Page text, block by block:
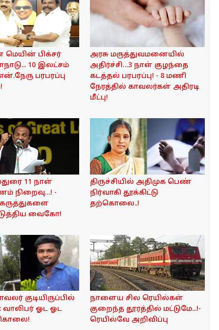
மெயின் பிக்சர்
10 இலட்சம்
பரபரப்பு
அரசு மருத்துவமனையில்
அதிர்ச்சி…3 நாள் குழந்தை
கடத்தல் பரபரப்பு! - 8 மணி
நேரத்தில் காவலர்கள் அதிரடி
மீட்பு!
11 நாள்
நிறைவு…! -
வைகோ!
திருச்சியில் அதிமுக பெண்
நிர்வாகி தூக்கிட்டு
தற்கொலை..!
குடியிருப்பில்
வாலிபர் ஓட ஓட
கொலை!
நாளைய சில ரெயில்கள்
குறைந்த தூரத்தில் மட்டுமே...!-
ரெயில்வே அறிவிப்பு